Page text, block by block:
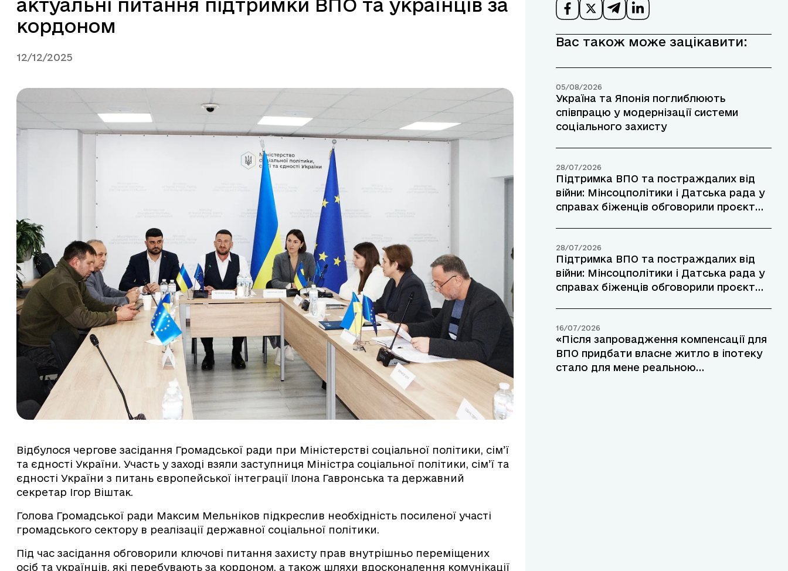
актуальні питання підтримки ВПО та українців за
кордоном
12/12/2025
Відбулося чергове засідання Громадської ради при Міністерстві соціальної політики, сім’ї
та єдності України. Участь у заході взяли заступниця Міністра соціальної політики, сім’ї та
єдності України з питань європейської інтеграції Ілона Гавронська та державний
секретар Ігор Віштак.
Голова Громадської ради Максим Мельніков підкреслив необхідність посиленої участі
громадського сектору в реалізації державної соціальної політики.
Під час засідання обговорили ключові питання захисту прав внутрішньо переміщених
осіб та українців, які перебувають за кордоном, а також шляхи вдосконалення комунікації
Вас також може зацікавити:
05/08/2026
Україна та Японія поглиблюють
співпрацю у модернізації системи
соціального захисту
28/07/2026
Підтримка ВПО та постраждалих від
війни: Мінсоцполітики і Датська рада у
справах біженців обговорили проєкт
28/07/2026
Підтримка ВПО та постраждалих від
війни: Мінсоцполітики і Датська рада у
справах біженців обговорили проєкт
16/07/2026
«Після запровадження компенсації для
ВПО придбати власне житло в іпотеку
стало для мене реальною